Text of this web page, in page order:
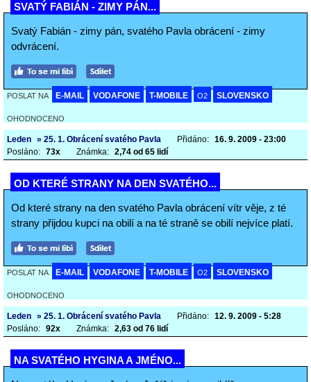
SVATÝ FABIÁN - ZIMY PÁN...
Svatý Fabián - zimy pán, svatého Pavla obrácení - zimy
odvrácení.
POSLAT NA E-MAIL VODAFONE T-MOBILE O2 SLOVENSKO
OHODNOCENO
Leden » 25. 1. Obrácení svatého Pavla Přidáno: 16. 9. 2009 - 23:00
Posláno: 73x Známka: 2,74 od 65 lidí
OD KTERÉ STRANY NA DEN SVATÉHO...
Od které strany na den svatého Pavla obrácení vítr věje, z té
strany přijdou kupci na obilí a na té straně se obilí nejvíce platí.
POSLAT NA E-MAIL VODAFONE T-MOBILE O2 SLOVENSKO
OHODNOCENO
Leden » 25. 1. Obrácení svatého Pavla Přidáno: 12. 9. 2009 - 5:28
Posláno: 92x Známka: 2,63 od 76 lidí
NA SVATÉHO HYGINA A JMÉNO...